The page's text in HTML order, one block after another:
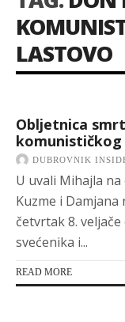
LASTOVO
Obljetnica
DUBROVNIK
U uvali Mihajla
Kuzme i
četvrtak 8.
svećenika i...
READ MORE